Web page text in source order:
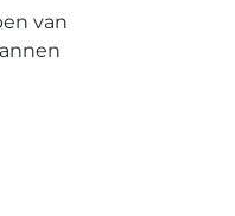
van